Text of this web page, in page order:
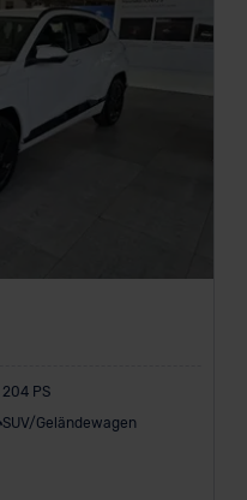
204 PS
SUV/Geländewagen